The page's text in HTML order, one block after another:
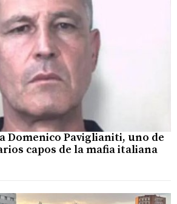
Domenico Paviglianiti, uno de
capos de la mafia italiana